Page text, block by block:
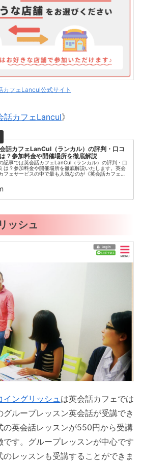
カフェLancul公式サイト
話カフェLancul》
話カフェLanCul（ランカル）の評判・口コ
？参加料金や開催場所を徹底解説
記事では英会話カフェLanCul（ランカル）の評判・口
は？参加料金や開催場所を徹底解説いたします。英会
フェサービスの中で最も人気なのが《英会話カフェ
ッシュ
イングリッシュは英会話カフェでは
ループレッスン英会話が受講でき
の英会話レッスンが550円から受講
です。グループレッスンが中心です
レッスンも受講することができま